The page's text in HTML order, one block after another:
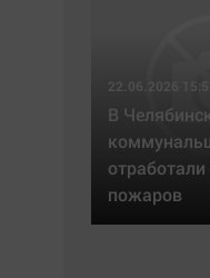
22.06.2026
В
пожаров